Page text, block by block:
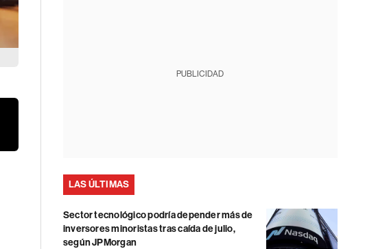
PUBLICIDAD
LAS ÚLTIMAS
Sector tecnológico podría depender más de
inversores minoristas tras caída de julio,
según JPMorgan